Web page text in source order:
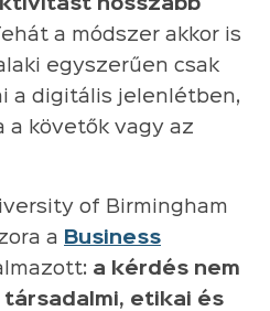
hosszabb
a módszer akkor is
egyszerűen csak
a digitális jelenlétben,
a követők vagy az
of Birmingham
a Business
a kérdés nem
társadalmi, etikai és